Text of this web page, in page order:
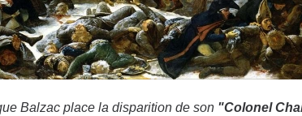
Balzac place la disparition de son "Colonel